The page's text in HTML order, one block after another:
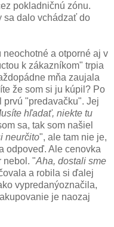
pokladničnú zónu.
sa dalo vchádzať do
a otporné aj v
k zákazníkom" trpia
mňa zaujala
že som si ju kúpil? Po
prvú "predavačku". Jej
hľadať, niekte tu
sa, tak som našiel
neurčito", ale tam nie je,
odpoveď. Ale cenovka
nebol. "Aha, dostali sme
a robila si ďalej
vypredanýoznačila,
je naozaj